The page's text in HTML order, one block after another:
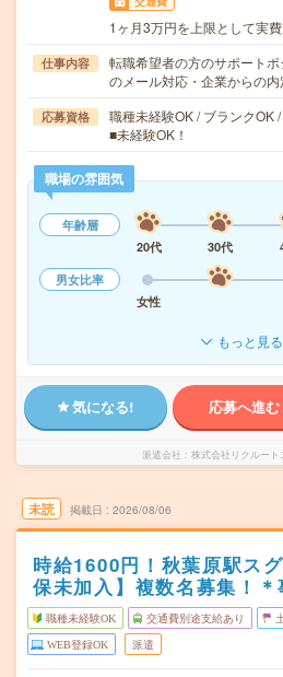
1ヶ月3万円を上限として実
仕事内容
転職希望者の方のサポート
のメール対応・企業からの
応募資格
職種未経験OK / ブランクOK
■未経験OK！
職場の雰囲気
年齢層
20代
30代
男女比率
女性
もっと見る
気になる! 応募へ進む
派遣会社 株式会社リクルート
未読 掲載日 2026/08/06
時給1600円！秋葉原駅ス
保未加入】複数名募集！＊
職種未経験OK 交通費別途支給あり
WEB登録OK 派遣